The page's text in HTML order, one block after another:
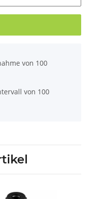
von 100
von 100